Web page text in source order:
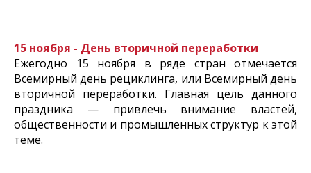
15 ноября - День вторичной переработки
Ежегодно 15 ноября в ряде стран отмечается
Всемирный день рециклинга, или Всемирный день
вторичной переработки. Главная цель данного
праздника — привлечь внимание властей,
общественности и промышленных структур к этой
теме.